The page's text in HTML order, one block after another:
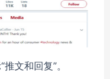
文和回复”。